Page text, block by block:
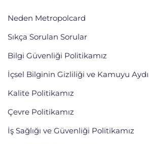
Neden Metropolcard
Sıkça Sorulan Sorular
Bilgi Güvenliği Politikamız
İçsel Bilginin Gizliliği ve Kamuyu
Kalite Politikamız
Çevre Politikamız
İş Sağlığı ve Güvenliği Politikamız